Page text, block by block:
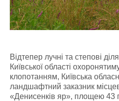
Відтепер лучні та степові
Київської області
клопотанням, Київська
ландшафтний заказник
«Денисенків яр», площею 43